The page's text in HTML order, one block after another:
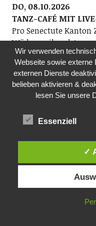
DO, 08.10.2026
TANZ-CAFÉ MIT
Pro Senectute
Wädenswil und Au
Die Ortsvertretung
Tanz-Café mit dem
Knobel. Alle
eingeladen, zu
schwingen. Auch
Sie herzlich
14.30-16.30 Uhr,
Alte Landstr. 70,
FILM MIT KAFFEE
Pro Senectute,
Wir verwenden
Webseite sowie externe
externen Dienste
belieben aktivieren &
lesen Sie unsere
Essenziell
✓